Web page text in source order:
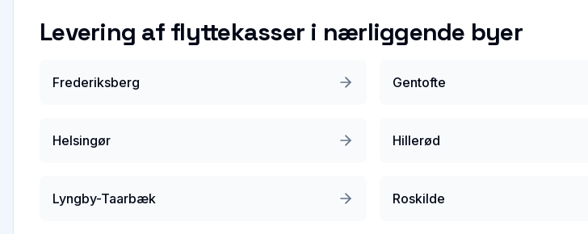
Levering af flyttekasser i nærliggende byer
Frederiksberg Gentofte
Helsingør Hillerød
Lyngby-Taarbæk Roskilde